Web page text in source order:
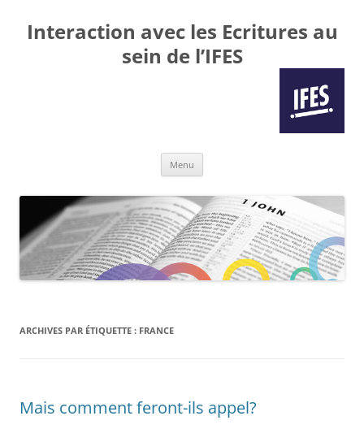
Interaction avec les Ecritures au
sein de l’IFES
Menu
ARCHIVES PAR ÉTIQUETTE : FRANCE
Mais comment feront-ils appel?